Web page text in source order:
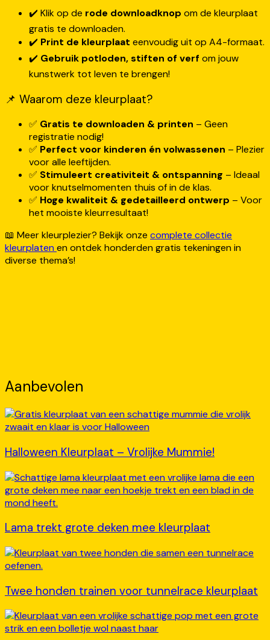
✔️ Klik op de rode downloadknop om de kleurplaat
gratis te downloaden.
✔️ Print de kleurplaat eenvoudig uit op A4-formaat.
✔️ Gebruik potloden, stiften of verf om jouw
kunstwerk tot leven te brengen!
📌 Waarom deze kleurplaat?
✅ Gratis te downloaden & printen – Geen
registratie nodig!
✅ Perfect voor kinderen én volwassenen – Plezier
voor alle leeftijden.
✅ Stimuleert creativiteit & ontspanning – Ideaal
voor knutselmomenten thuis of in de klas.
✅ Hoge kwaliteit & gedetailleerd ontwerp – Voor
het mooiste kleurresultaat!
📖 Meer kleurplezier? Bekijk onze complete collectie
kleurplatenen ontdek honderden gratis tekeningen in
diverse thema’s!
Aanbevolen
Halloween Kleurplaat – Vrolijke Mummie!
Lama trekt grote deken mee kleurplaat
Twee honden trainen voor tunnelrace kleurplaat